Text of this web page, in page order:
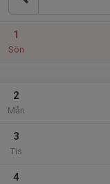
1
Sön
2
Mån
3
Tis
4